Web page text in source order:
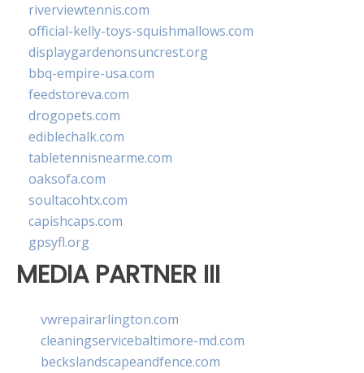
riverviewtennis.com
official-kelly-toys-squishmallows.com
displaygardenonsuncrest.org
bbq-empire-usa.com
feedstoreva.com
drogopets.com
ediblechalk.com
tabletennisnearme.com
oaksofa.com
soultacohtx.com
capishcaps.com
gpsyfl.org
MEDIA PARTNER III
vwrepairarlington.com
cleaningservicebaltimore-md.com
beckslandscapeandfence.com